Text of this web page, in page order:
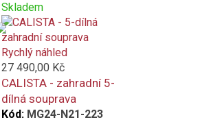
Skladem
Přidat
k
porovnání
Product
is
added
to
compare
Rychlý náhled
27 490,00 Kč
CALISTA - zahradní 5-
dílná souprava
Kód: MG24-N21-223